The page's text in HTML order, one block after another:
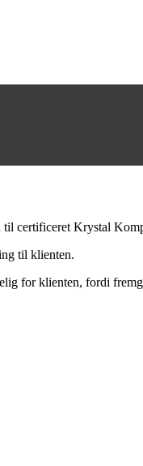
til certificeret Krystal
til klienten.
for klienten, fordi